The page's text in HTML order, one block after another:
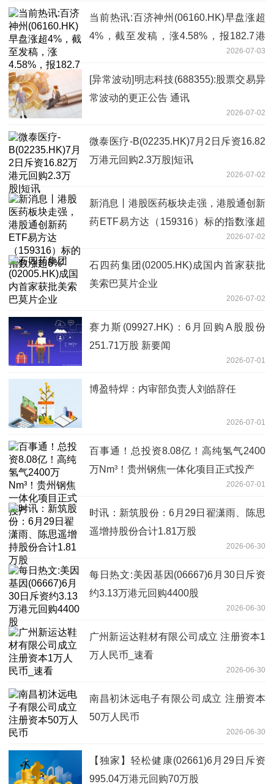
当前热讯:百济神州(06160.HK)早盘涨超
4%，截至发稿，涨4.58%，报182.7港
2026-07-03
[异常波动]明志科技(688355):股票交易异
常波动的更正公告 通讯
2026-07-02
微泰医疗-B(02235.HK)7月2日斥资16.82
万港元回购2.3万股|短讯
2026-07-02
新消息丨港股医药板块走强，港股通创新
药ETF易方达（159316）标的指数涨超
2026-07-02
石四药集团(02005.HK)成国内首家获批
美索巴莫片企业
2026-07-02
赛力斯(09927.HK)：6月回购A股股份
251.71万股 新要闻
2026-07-01
博盈特焊：内审部负责人刘皓辞任
2026-07-01
百事通！总投资8.08亿！高纯氢气2400
万Nm³！贵州钢焦一体化项目正式投产
2026-07-01
时讯：新筑股份：6月29日翟潇雨、陈思
遥增持股份合计1.81万股
2026-06-30
每日热文:美因基因(06667)6月30日斥资
约3.13万港元回购4400股
2026-06-30
广州新运达鞋材有限公司成立 注册资本1
万人民币_速看
2026-06-30
南昌初沐远电子有限公司成立 注册资本
50万人民币
2026-06-30
【独家】轻松健康(02661)6月29日斥资
995.04万港元回购70万股